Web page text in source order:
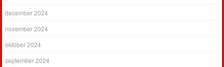
december 2024
november 2024
oktober 2024
september 2024